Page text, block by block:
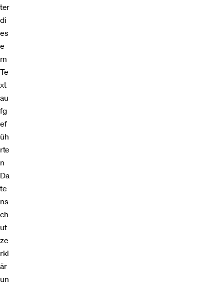
ter
di
es
e
m
Te
xt
au
fg
ef
üh
rte
n
Da
te
ns
ch
ut
ze
rkl
är
un